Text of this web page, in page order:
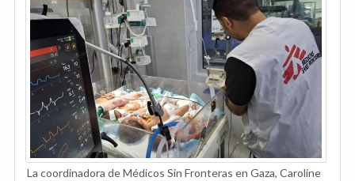
La coordinadora de Médicos Sin Fronteras en Gaza, Caroline